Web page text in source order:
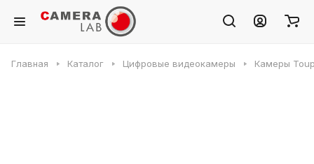
Главная Каталог Цифровые видеокамеры Камеры